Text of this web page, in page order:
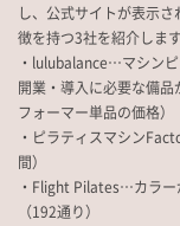
し、公式サイトが表示
徴を持つ3社を紹介します
・lulubalance…マシンピ
開業・導入に必要な備
フォーマー単品の価格）
・ピラティスマシン
間）
・Flight Pilates…カラー
（192通り）